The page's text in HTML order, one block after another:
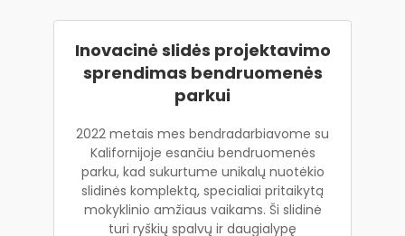
Inovacinė slidės projektavimo
sprendimas bendruomenės
parkui
2022 metais mes bendradarbiavome su
Kalifornijoje esančiu bendruomenės
parku, kad sukurtume unikalų nuotėkio
slidinės komplektą, specialiai pritaikytą
mokyklinio amžiaus vaikams. Ši slidinė
turi ryškių spalvų ir daugialypę